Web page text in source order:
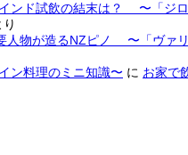
ンド試飲の結末は？ 〜「ジ
り
人物が造るNZピノ 〜「ヴァ
ン料理のミニ知識〜 に お家で